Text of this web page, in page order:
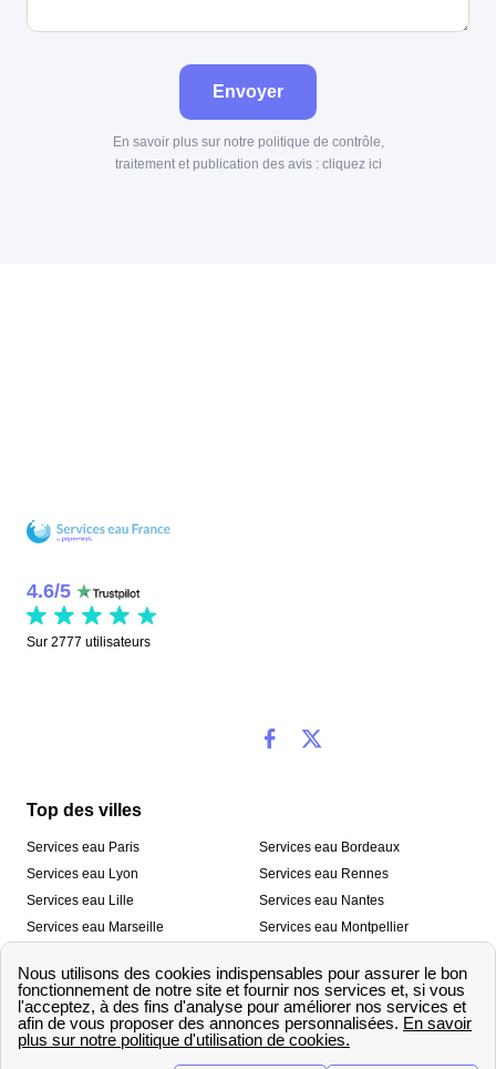
Envoyer
En savoir plus sur notre politique de contrôle,
traitement et publication des avis : cliquez ici
4.6/5
Sur 2777 utilisateurs
Top des villes
Services eau Paris
Services eau Lyon
Services eau Lille
Services eau Marseille
Services eau Toulon
Services eau Bordeaux
Services eau Rennes
Services eau Nantes
Services eau Montpellier
Services eau Strasbourg
Nos outils
🛁 Simulateur consommation eau 💧 Comparer les fournisseurs